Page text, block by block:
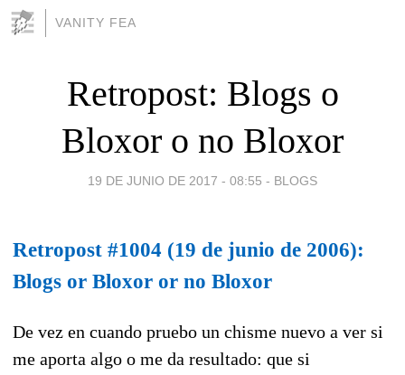
VANITY FEA
Retropost: Blogs o
Bloxor o no Bloxor
19 DE JUNIO DE 2017 - 08:55 - BLOGS
Retropost #1004 (19 de junio de 2006):
Blogs or Bloxor or no Bloxor
De vez en cuando pruebo un chisme nuevo a ver si
me aporta algo o me da resultado: que si